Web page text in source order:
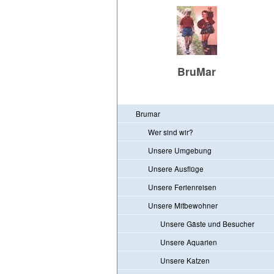
BruMar
Brumar
Wer sind wir?
Unsere Umgebung
Unsere Ausflüge
Unsere Ferienreisen
Unsere Mitbewohner
Unsere Gäste und Besucher
Unsere Aquarien
Unsere Katzen